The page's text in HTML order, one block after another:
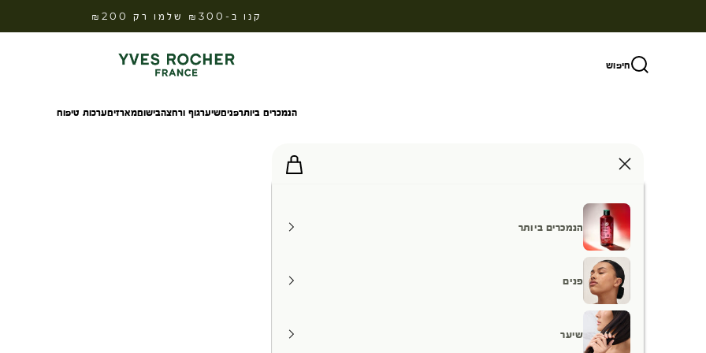
קנו ב-₪300 שלמו רק ₪200
חיפוש Yves Rocher Israel
הנמכרים ביותרפניםשיערגוף ורחצהבישוםמארזיםערכות טיפוח
הנמכרים ביותר
פנים
שיער